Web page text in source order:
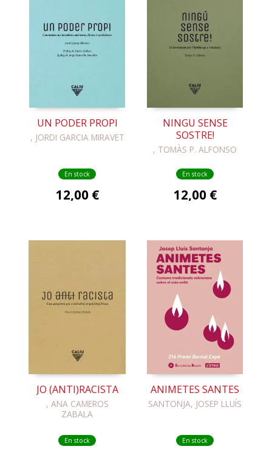
UN PODER PROPI
, JORDI GARCIA MIRAVET
En stock
12,00 €
NINGU SENSE
SOSTRE!
, TOMÀS P. ALFONSO
En stock
12,00 €
JO (ANTI)RACISTA
, ANA CAMEROS
ZABALA
En stock
ANIMETES SANTES
SANTONJA, JOSEP LLUÍS
En stock